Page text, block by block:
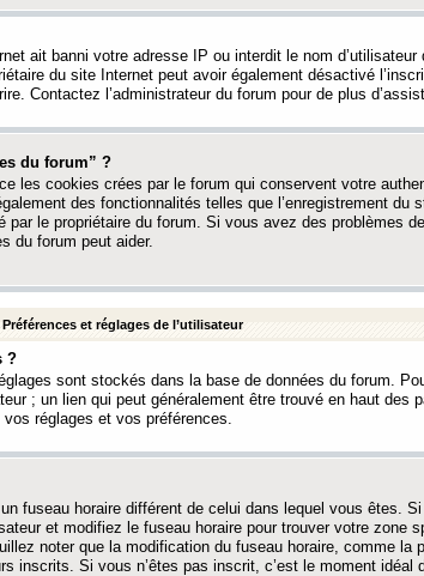
ait banni votre adresse IP ou interdit le nom d’utilisateur
du site Internet peut avoir également désactivé
Contactez l’administrateur du forum pour de plus
du forum” ?
les cookies crées par le forum qui conservent votre
des fonctionnalités telles que l’enregistrement du
le propriétaire du forum. Si vous avez des problèmes
du forum peut aider.
Préférences et réglages de l’utilisateur
?
sont stockés dans la base de données du forum.
; un lien qui peut généralement être trouvé en haut des
réglages et vos préférences.
fuseau horaire différent de celui dans lequel vous êtes.
et modifiez le fuseau horaire pour trouver votre zone
noter que la modification du fuseau horaire, comme la
inscrits. Si vous n’êtes pas inscrit, c’est le moment idéal